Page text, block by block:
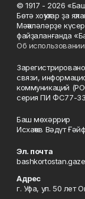
© 1917 - 2026
Бөтә хоҡуҡтар ҙа
Мәҡәләләрҙе
файҙаланғанда
Об
связи,
коммуникаций
серия ПИ ФС77-
Баш мөхәррир
Исхаҡов Вәдүт
Эл. почта
Адрес
г. Уфа, ул. 50 лет